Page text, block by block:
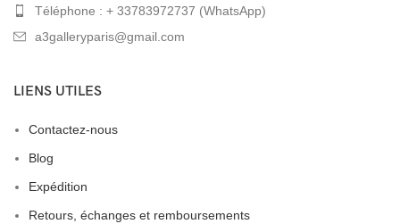
Téléphone : + 33783972737 (WhatsApp)
a3galleryparis@gmail.com
LIENS UTILES
Contactez-nous
Blog
Expédition
Retours, échanges et remboursements